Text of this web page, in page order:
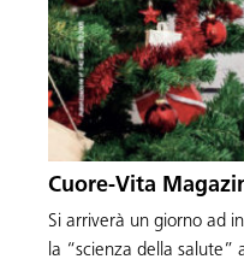
Cuore-Vita
Si arriverà un giorno ad
la “scienza della salute”